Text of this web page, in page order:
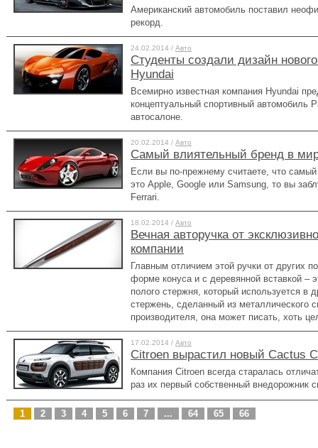
Американский автомобиль поставил
рекорд.
24.02.2014 / Авто
Студенты создали дизайн
Hyundai
Всемирно известная компания Hyundai
концептуальный спортивный автомобиль
автосалоне.
20.02.2014 / Авто
Самый влиятельный бренд в
Если вы по-прежнему считаете, что
это Apple, Google или Samsung, то вы
Ferrari.
18.02.2014 / Авто
Вечная авторучка от
компании
Главным отличием этой ручки от других
форме конуса и с деревянной вставкой –
полого стержня, который используется в
стержень, сделанный из металлического
производителя, она может писать, хоть
17.02.2014 / Авто
Сitroen вырастил новый Сactus
Компания Citroen всегда старалась
раз их первый собственный внедорожник
1 2 3 4 5 6 7 ... 64 65 66